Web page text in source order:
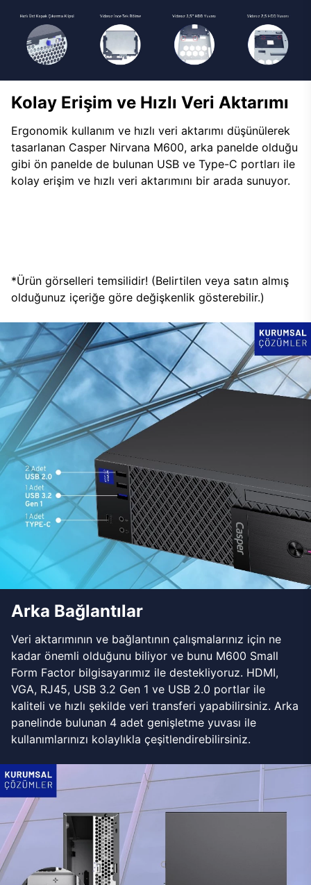
Kolay Erişim ve Hızlı Veri Aktarımı
Ergonomik kullanım ve hızlı veri aktarımı düşünülerek
tasarlanan Casper Nirvana M600, arka panelde olduğu
gibi ön panelde de bulunan USB ve Type-C portları ile
kolay erişim ve hızlı veri aktarımını bir arada sunuyor.
*Ürün görselleri temsilidir! (Belirtilen veya satın almış
olduğunuz içeriğe göre değişkenlik gösterebilir.)
Arka Bağlantılar
Veri aktarımının ve bağlantının çalışmalarınız için ne
kadar önemli olduğunu biliyor ve bunu M600 Small
Form Factor bilgisayarımız ile destekliyoruz. HDMI,
VGA, RJ45, USB 3.2 Gen 1 ve USB 2.0 portlar ile
kaliteli ve hızlı şekilde veri transferi yapabilirsiniz. Arka
panelinde bulunan 4 adet genişletme yuvası ile
kullanımlarınızı kolaylıkla çeşitlendirebilirsiniz.